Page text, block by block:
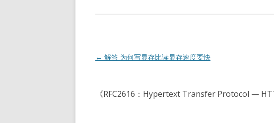
文
航
← 解答 为何写显存比读显存速度要快
《RFC2616：Hypertext Transfer Protocol —